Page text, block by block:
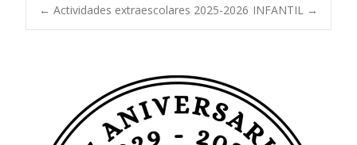
Navegación
entradas
← Actividades extraescolares 2025-2026 INFANTIL →